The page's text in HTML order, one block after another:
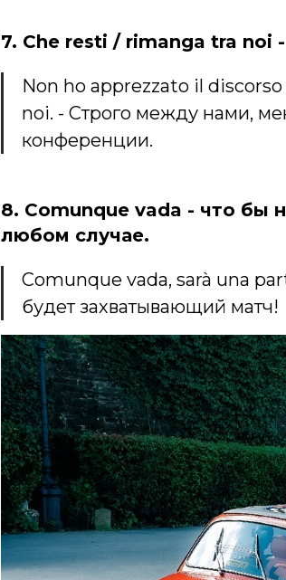
7. Che resti / rimanga tra noi
Non ho apprezzato il
noi. - Строго между нами,
конференции.
8. Comunque vada - что бы
любом случае.
Comunque vada, sarà una
будет захватывающий матч!